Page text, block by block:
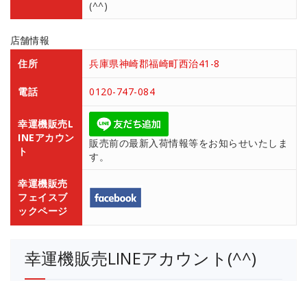
(^^)
店舗情報
住所
兵庫県神崎郡福崎町西治41-8
電話 0120-747-084
幸運機販売L
INEアカウン
ト
販売前の最新入荷情報等をお知らせいたしま
す。
幸運機販売
フェイスブ
ックページ
幸運機販売LINEアカウント(^^)